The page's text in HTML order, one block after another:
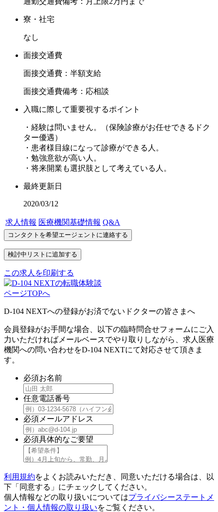
寮・社宅
なし
面接交通費
面接交通費：半額支給
面接交通費備考：応相談
入職に際して重要視するポイント
・経験は問いません。（保険診療がお任せできるドク
ター優遇）
・患者様目線になって診療ができる人。
・勉強意欲が高い人。
・将来開業も選択肢として考えている人。
最終更新日
2020/03/12
求人情報 医療機関基礎情報 Q&A
この求人を印刷する
ページTOPへ
D-104 NEXTへの登録がお済でないドクターの皆さまへ
会員登録がお手間な場合、以下の臨時問合せフォームにご入
力いただければメールベースでやり取りしながら、求人医療
機関への問い合わせをD-104 NEXTにて対応させて頂きま
す。
必須お名前
任意電話番号
必須 メールアドレス
必須具体的なご要望
利用規約をよくお読みいただき、同意いただける場合は、以
下「同意する」にチェックしてください。
個人情報などの取り扱いについてはプライバシーステートメ
ント・個人情報の取り扱いをご覧ください。